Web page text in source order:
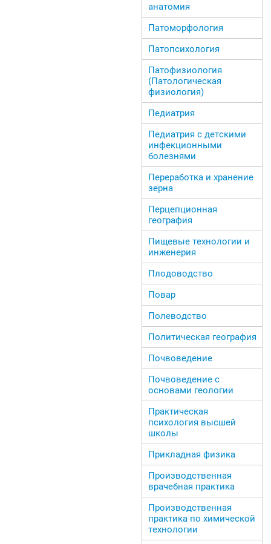
анатомия
Патоморфология
Патопсихология
Патофизиология
(Патологическая
физиология)
Педиатрия
Педиатрия с детскими
инфекционными
болезнями
Переработка и хранение
зерна
Перцепционная
география
Пищевые технологии и
инженерия
Плодоводство
Повар
Полеводство
Политическая география
Почвоведение
Почвоведение с
основами геологии
Практическая
психология высшей
школы
Прикладная физика
Производственная
врачебная практика
Производственная
практика по химической
технологии